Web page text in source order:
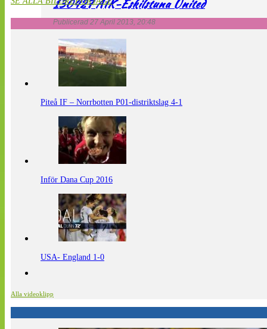
130427 AIK-Eskilstuna United
Publicerad 27 April 2013, 20:48
Piteå IF – Norrbotten P01-distriktslag 4-1
Inför Dana Cup 2016
USA- England 1-0
Alla videoklipp